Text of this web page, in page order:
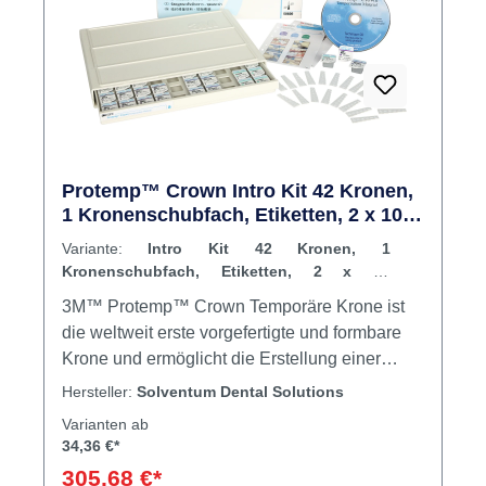
Protemp™ Crown Intro Kit 42 Kronen,
1 Kronenschubfach, Etiketten, 2 x 10
Kronenmesslehren, 1 Anleitung
Variante: Intro Kit 42 Kronen, 1
Kronenschubfach, Etiketten, 2 x 10
3M™ Protemp™ Crown Temporäre Krone ist
die weltweit erste vorgefertigte und formbare
Krone und ermöglicht die Erstellung einer
provisorischen Einzelzahn-Krone in 4 Minuten
zweimal schneller als mit einem Automix- oder
Hersteller: Solventum Dental Solutions
Varianten ab
34,36 €*
305,68 €*